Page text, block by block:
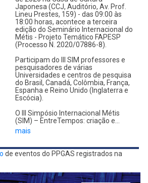
Japonesa (CCJ, Auditório, Av. Prof.
Lineu Prestes, 159) - das 09:00 às
18:00 horas, acontece a terceira
edição do Seminário Internacional do
Métis - Projeto Temático FAPESP
(Processo N. 2020/07886-8).
Participam do III SIM professores e
pesquisadores de várias
Universidades e centros de pesquisa
do Brasil, Canadá, Colômbia, França,
Espanha e Reino Unido (Inglaterra e
Escócia).
O III Simpósio Internacional Métis
(SIM) – EntreTempos: criação e…
mais
de eventos do PPGAS registrados na